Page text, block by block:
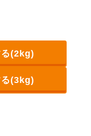
(2kg)
(3kg)